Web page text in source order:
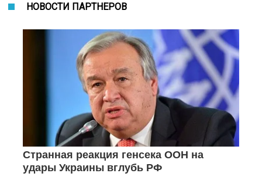
НОВОСТИ ПАРТНЕРОВ